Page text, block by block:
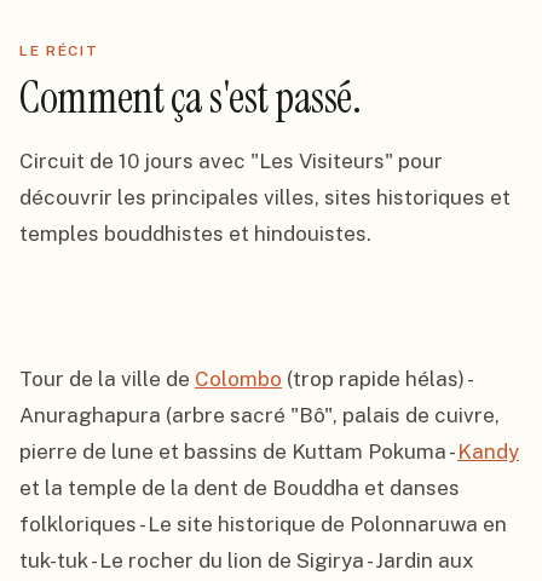
LE RÉCIT
Comment ça s'est passé.
Circuit de 10 jours avec "Les Visiteurs" pour
découvrir les principales villes, sites historiques et
temples bouddhistes et hindouistes.
Tour de la ville de Colombo (trop rapide hélas) -
Anuraghapura (arbre sacré "Bô", palais de cuivre,
pierre de lune et bassins de Kuttam Pokuma - Kandy
et la temple de la dent de Bouddha et danses
folkloriques - Le site historique de Polonnaruwa en
tuk-tuk - Le rocher du lion de Sigirya - Jardin aux